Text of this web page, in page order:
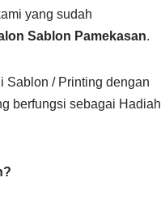
yang sudah
Sablon Pamekasan.
Sablon / Printing dengan
berfungsi sebagai Hadiah